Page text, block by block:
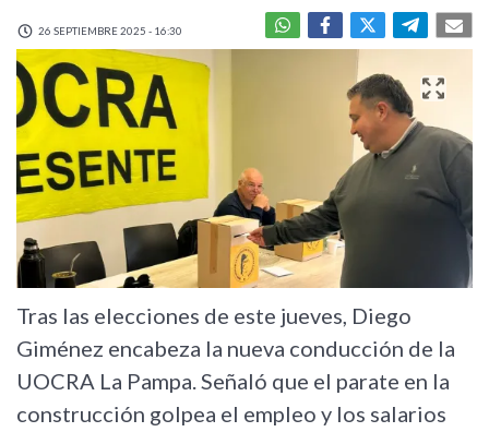
26 SEPTIEMBRE 2025 - 16:30
Tras las elecciones de este jueves, Diego
Giménez encabeza la nueva conducción de la
UOCRA La Pampa. Señaló que el parate en la
construcción golpea el empleo y los salarios